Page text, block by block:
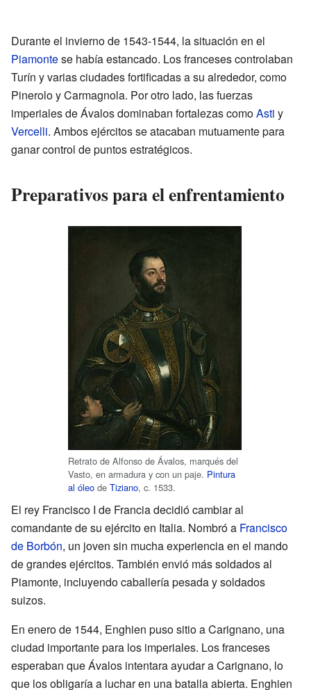
Durante el invierno de 1543-1544, la situación en el
Piamontese había estancado. Los franceses controlaban
Turín y varias ciudades fortificadas a su alrededor, como
Pinerolo y Carmagnola. Por otro lado, las fuerzas
imperiales de Ávalos dominaban fortalezas comoAsti y
Vercelli. Ambos ejércitos se atacaban mutuamente para
ganar control de puntos estratégicos.
Preparativos para el enfrentamiento
Retrato de Alfonso de Ávalos, marqués del
Vasto, en armadura y con un paje. Pintura
al óleo de Tiziano, c. 1533.
El rey Francisco I de Francia decidió cambiar al
comandante de su ejército en Italia. Nombró a Francisco
de Borbón, un joven sin mucha experiencia en el mando
de grandes ejércitos. También envió más soldados al
Piamonte, incluyendo caballería pesada y soldados
suizos.
En enero de 1544, Enghien puso sitio a Carignano, una
ciudad importante para los imperiales. Los franceses
esperaban que Ávalos intentara ayudar a Carignano, lo
que los obligaría a luchar en una batalla abierta. Enghien